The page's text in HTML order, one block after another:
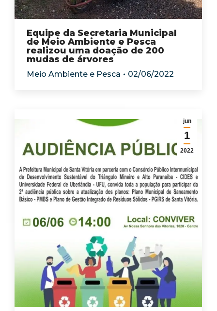
Equipe da Secretaria Municipal
de Meio Ambiente e Pesca
realizou uma doação de 200
mudas de árvores
Meio Ambiente e Pesca 02/06/2022
jun
1
2022